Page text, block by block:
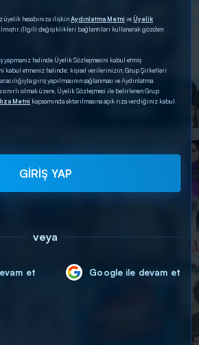
üyelik hesabınıza ilişkinAydınlatma Metni veÜyelik
(İlgili değişiklikleri bağlantıları kullanarak gözden
yapmanız halinde Üyelik Sözleşmesini kabul etmiş
kabul etmeniz halinde; kişisel verilerinizin, Grup Şirketleri
giriş yapılmasının sağlanması ve Aydınlatma
sınırlı olmak üzere, Üyelik Sözleşmesi ile belirlenen Grup
Metni kapsamında aktarılmasına açık rıza verdiğiniz kabul
GİRİŞ YAP
veya
et Google ile devam et